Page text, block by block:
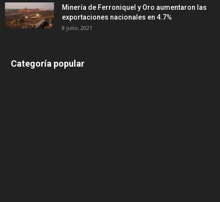
Minería de Ferroniquel y Oro aumentaron las
exportaciones nacionales en 4.7%
8 julio, 2021
Categoría popular